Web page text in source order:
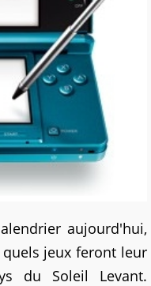
aujourd'hui,
jeux feront leur
du Soleil Levant.